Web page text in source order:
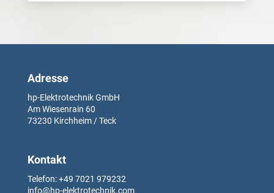
Adresse
hp-Elektrotechnik GmbH
Am Wiesenrain 60
73230 Kirchheim / Teck
Kontakt
Telefon: +49 7021 979232
info@hp-elektrotechnik.com